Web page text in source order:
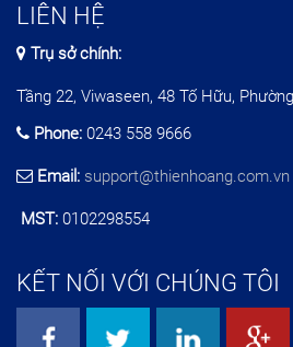
LIÊN HỆ
Trụ sở chính:
Tầng 22, Viwaseen, 48 Tố Hữu,
Phone: 0243 558 9666
Email: support@thienhoang.com.vn
MST: 0102298554
KẾT NỐI VỚI CHÚNG TÔI